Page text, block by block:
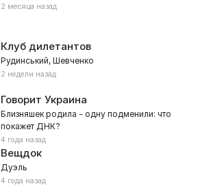
2 месяца назад
Клуб дилетантов
Рудинський, Шевченко
2 недели назад
Говорит Украина
Близняшек родила – одну подменили: что
покажет ДНК?
4 года назад
Вещдок
Дуэль
4 года назад